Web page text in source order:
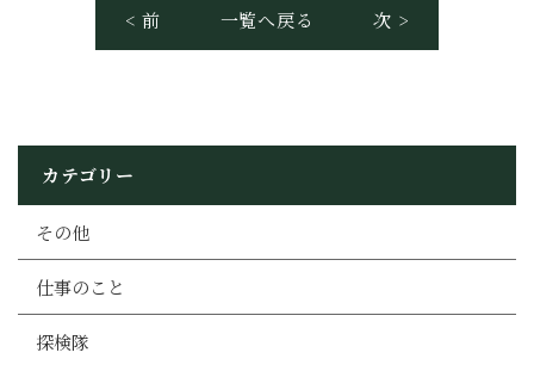
< 前 一覧へ戻る 次 >
カテゴリー
その他
仕事のこと
探検隊